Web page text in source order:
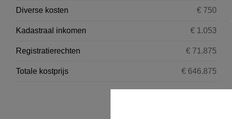
Diverse kosten € 750
Kadastraal inkomen € 1.053
Registratierechten € 71.875
Totale kostprijs € 646.875